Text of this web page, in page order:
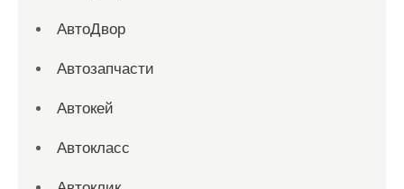
АвтоДвор
Автозапчасти
Автокей
Автокласс